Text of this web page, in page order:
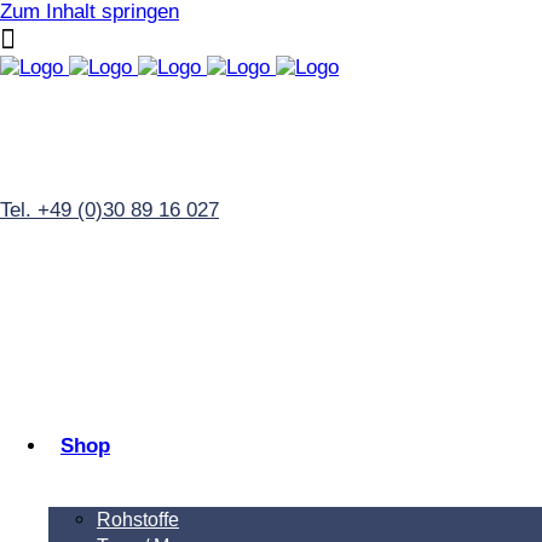
Zum Inhalt springen
Tel. +49 (0)30 89 16 027
Shop
Rohstoffe